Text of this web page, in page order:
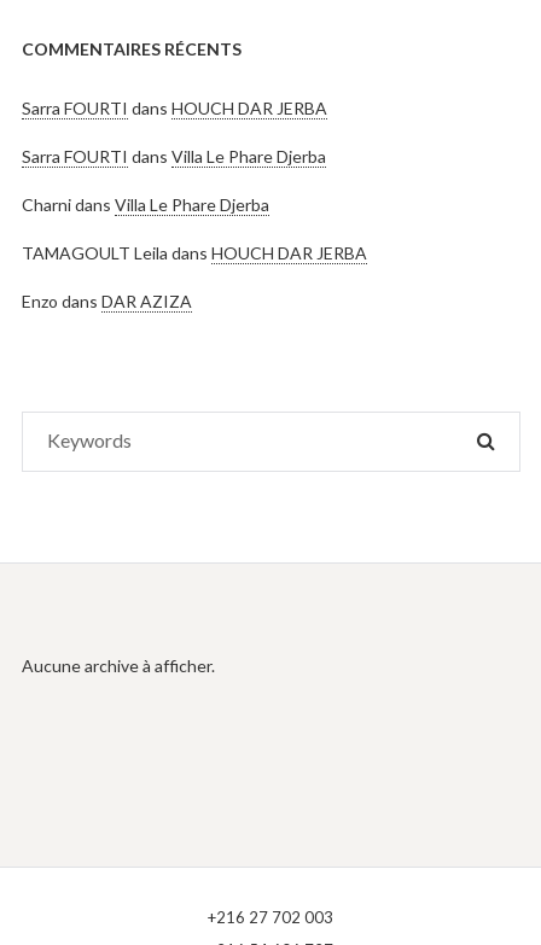
COMMENTAIRES RÉCENTS
Sarra FOURTI dans HOUCH DAR JERBA
Sarra FOURTI dans Villa Le Phare Djerba
Charnidans Villa Le Phare Djerba
TAMAGOULT Leila dans HOUCH DAR JERBA
Enzo dans DAR AZIZA
Aucune archive à afficher.
+216 27 702 003